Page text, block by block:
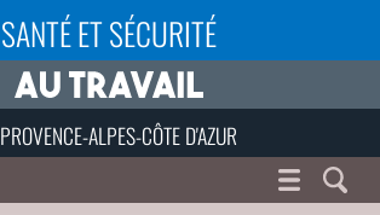
SANTÉ ET SÉCURITÉ
PROVENCE-ALPES-CÔTE D'AZUR